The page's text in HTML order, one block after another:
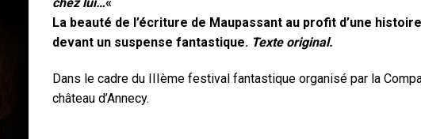
chez lui…«
La beauté de l’écriture de Maupassant au profit d’une
devant un suspense fantastique. Texte original.
Dans le cadre du IIIème festival fantastique organisé par la
château d’Annecy.